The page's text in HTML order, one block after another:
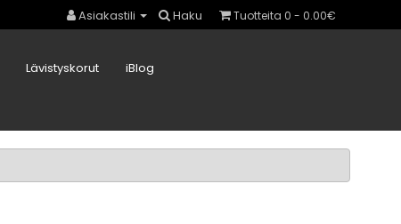
Asiakastili Haku Tuotteita 0 - 0.00€
Lävistyskorut iBlog